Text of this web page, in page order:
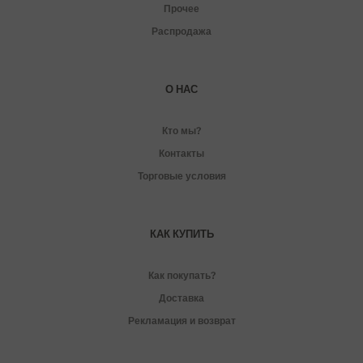
Прочее
Распродажа
О НАС
Кто мы?
Контакты
Торговые условия
КАК КУПИТЬ
Как покупать?
Доставка
Рекламация и возврат